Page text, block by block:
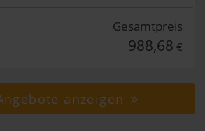
Gesamtpreis
988,68 €
anzeigen